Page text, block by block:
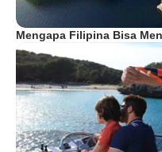
Mengapa Filipina Bisa